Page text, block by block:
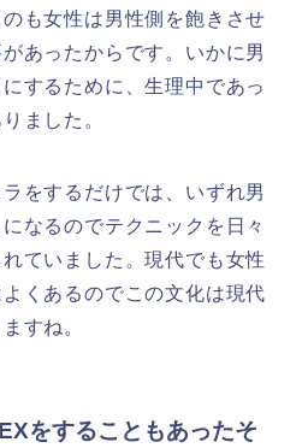
も女性は男性側を飽きさせ
あったからです。いかに男
するために、生理中であっ
ました。
をするだけでは、いずれ男
なるのでテクニックを日々
ていました。現代でも女性
くあるのでこの文化は現代
すね。
をすることもあったそ